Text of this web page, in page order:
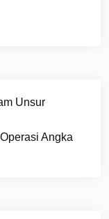
Unsur
Angka